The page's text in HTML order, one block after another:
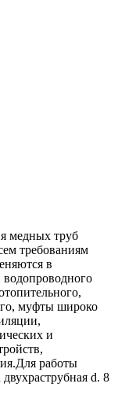
медных труб
требованиям
в
муфты широко
и
работы
d. 8